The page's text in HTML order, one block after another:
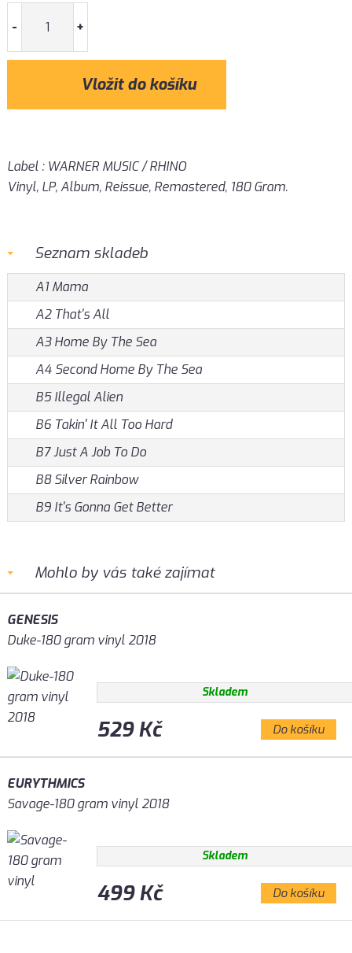
- +
Label : WARNER MUSIC / RHINO
Vinyl, LP, Album, Reissue, Remastered, 180 Gram.
Seznam skladeb
A1 Mama
A2 That's All
A3 Home By The Sea
A4 Second Home By The Sea
B5 Illegal Alien
B6 Takin' It All Too Hard
B7 Just A Job To Do
B8 Silver Rainbow
B9 It's Gonna Get Better
Mohlo by vás také zajímat
GENESIS
Duke-180 gram vinyl 2018
Skladem
529 Kč Do košíku
EURYTHMICS
Savage-180 gram vinyl 2018
Skladem
499 Kč Do košíku